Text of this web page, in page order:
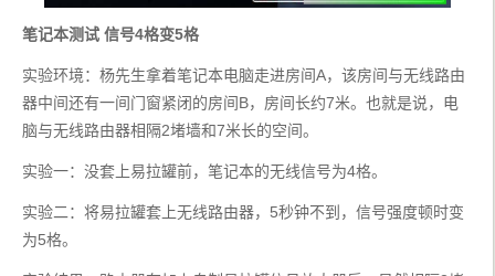
笔记本测试 信号4格变5格
实验环境：杨先生拿着笔记本电脑走进房间A，该房间与无线路由
器中间还有一间门窗紧闭的房间B，房间长约7米。也就是说，电
脑与无线路由器相隔2堵墙和7米长的空间。
实验一：没套上易拉罐前，笔记本的无线信号为4格。
实验二：将易拉罐套上无线路由器，5秒钟不到，信号强度顿时变
为5格。